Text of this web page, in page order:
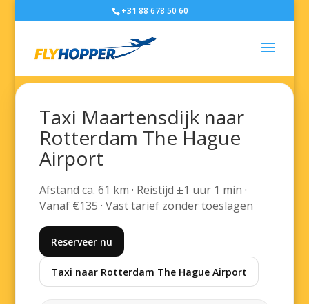
+31 88 678 50 60
Taxi Maartensdijk naar
Rotterdam The Hague
Airport
Afstand ca. 61 km · Reistijd ±1 uur 1 min ·
Vanaf €135 · Vast tarief zonder toeslagen
Reserveer nu
Taxi naar Rotterdam The Hague Airport